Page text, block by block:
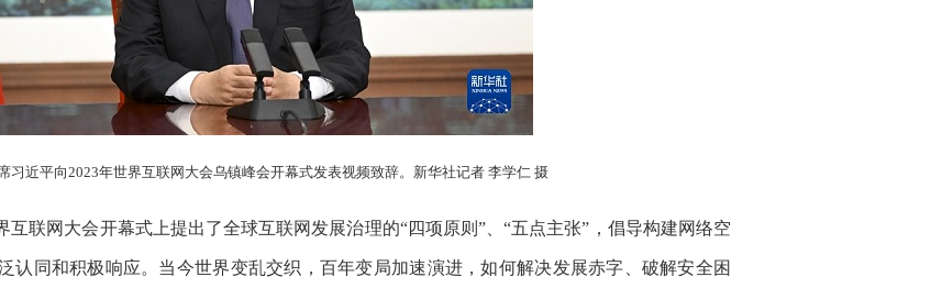
习近平向2023年世界互联网大会乌镇峰会开幕式发表视频致辞。新华社记者 李学仁 摄
联网大会开幕式上提出了全球互联网发展治理的“四项原则”、“五点主张”，倡导构建网络空
认同和积极响应。当今世界变乱交织，百年变局加速演进，如何解决发展赤字、破解安全困